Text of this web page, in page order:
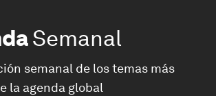
Semanal
semanal de los temas más
la agenda global